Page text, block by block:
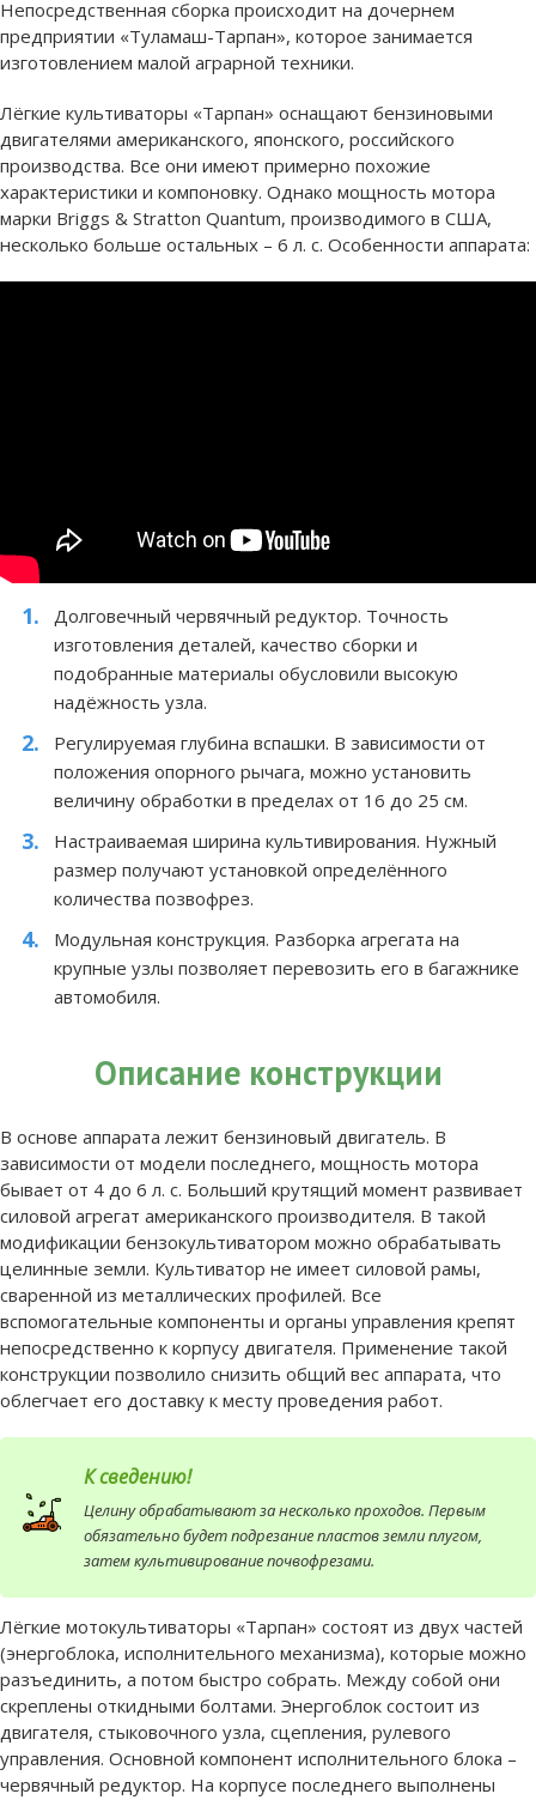
Непосредственная сборка происходит на дочернем
предприятии «Туламаш-Тарпан», которое занимается
изготовлением малой аграрной техники.
Лёгкие культиваторы «Тарпан» оснащают бензиновыми
двигателями американского, японского, российского
производства. Все они имеют примерно похожие
характеристики и компоновку. Однако мощность мотора
марки Briggs & Stratton Quantum, производимого в США,
несколько больше остальных – 6 л. с. Особенности аппарата:
Долговечный червячный редуктор. Точность
изготовления деталей, качество сборки и
подобранные материалы обусловили высокую
надёжность узла.
Регулируемая глубина вспашки. В зависимости от
положения опорного рычага, можно установить
величину обработки в пределах от 16 до 25 см.
Настраиваемая ширина культивирования. Нужный
размер получают установкой определённого
количества позвофрез.
Модульная конструкция. Разборка агрегата на
крупные узлы позволяет перевозить его в багажнике
автомобиля.
Описание конструкции
В основе аппарата лежит бензиновый двигатель. В
зависимости от модели последнего, мощность мотора
бывает от 4 до 6 л. с. Больший крутящий момент развивает
силовой агрегат американского производителя. В такой
модификации бензокультиватором можно обрабатывать
целинные земли. Культиватор не имеет силовой рамы,
сваренной из металлических профилей. Все
вспомогательные компоненты и органы управления крепят
непосредственно к корпусу двигателя. Применение такой
конструкции позволило снизить общий вес аппарата, что
облегчает его доставку к месту проведения работ.
К сведению!
Целину обрабатывают за несколько проходов. Первым
обязательно будет подрезание пластов земли плугом,
затем культивирование почвофрезами.
Лёгкие мотокультиваторы «Тарпан» состоят из двух частей
(энергоблока, исполнительного механизма), которые можно
разъединить, а потом быстро собрать. Между собой они
скреплены откидными болтами. Энергоблок состоит из
двигателя, стыковочного узла, сцепления, рулевого
управления. Основной компонент исполнительного блока –
червячный редуктор. На корпусе последнего выполнены